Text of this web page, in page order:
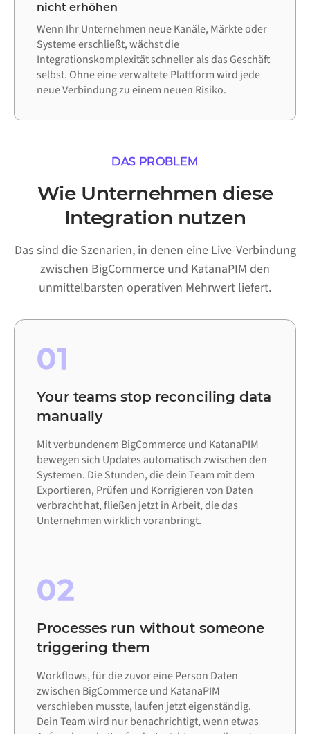
nicht erhöhen
Wenn Ihr Unternehmen neue Kanäle, Märkte oder
Systeme erschließt, wächst die
Integrationskomplexität schneller als das Geschäft
selbst. Ohne eine verwaltete Plattform wird jede
neue Verbindung zu einem neuen Risiko.
DAS PROBLEM
Wie Unternehmen diese
Integration nutzen
Das sind die Szenarien, in denen eine Live-Verbindung
zwischen BigCommerce und KatanaPIM den
unmittelbarsten operativen Mehrwert liefert.
01
Your teams stop reconciling data
manually
Mit verbundenem BigCommerce und KatanaPIM
bewegen sich Updates automatisch zwischen den
Systemen. Die Stunden, die dein Team mit dem
Exportieren, Prüfen und Korrigieren von Daten
verbracht hat, fließen jetzt in Arbeit, die das
Unternehmen wirklich voranbringt.
02
Processes run without someone
triggering them
Workflows, für die zuvor eine Person Daten
zwischen BigCommerce und KatanaPIM
verschieben musste, laufen jetzt eigenständig.
Dein Team wird nur benachrichtigt, wenn etwas